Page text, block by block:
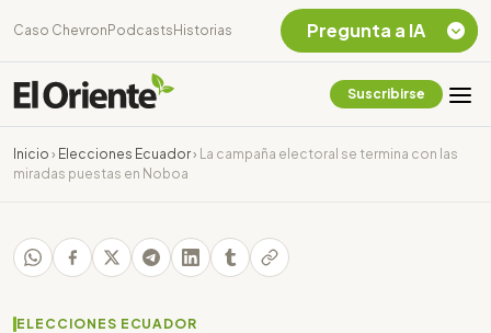
Caso Chevron Podcasts Historias
Suscribirse
Inicio › Elecciones Ecuador›
La campaña electoral se termina con las
miradas puestas en Noboa
ELECCIONES ECUADOR
Pregunta a IA
Chevron Ecuador